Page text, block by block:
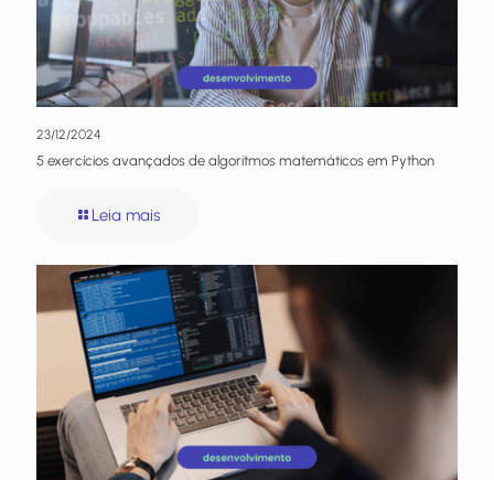
23/12/2024
5 exercícios avançados de algoritmos matemáticos em Python
Leia mais